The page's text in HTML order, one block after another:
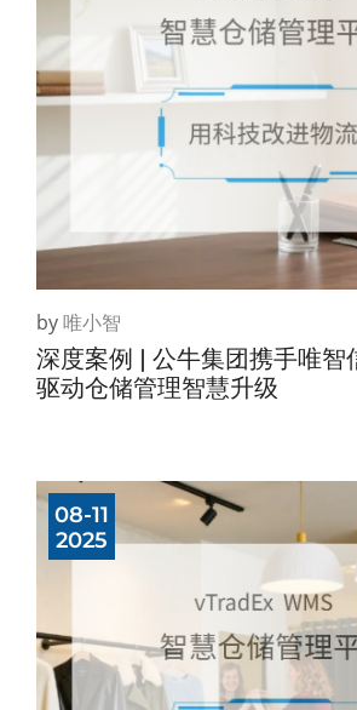
by唯小智
深度案例 | 公牛集团携手唯
驱动仓储管理智慧升级
08-11
2025